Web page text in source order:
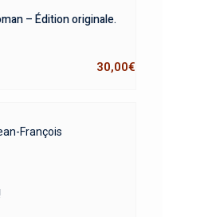
– Édition originale.
30,00€
François